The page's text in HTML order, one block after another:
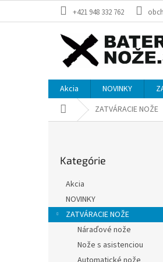
+421 948 332 762
Akcia NOVINKY
Domov ZATVÁRACIE NOŽE
a
kategórie
Kategórie
Akcia
NOVINKY
ZATVÁRACIE NOŽE
Náraďové nože
Nože s asistenciou